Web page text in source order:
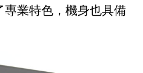
業特色，機身也具備